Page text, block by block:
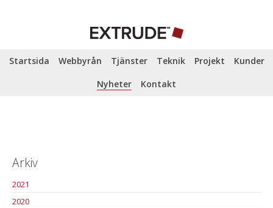
Startsida Webbyrån Tjänster Teknik Projekt
Kunder
Nyheter
Kontakt
Arkiv
2021
2020